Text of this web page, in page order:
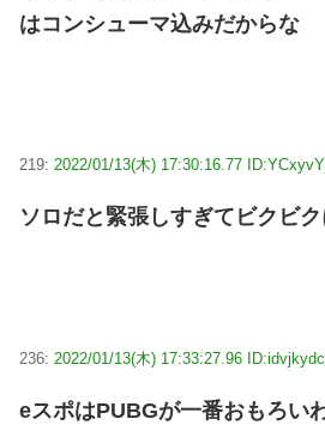
はコンシューマ込みだからな
219: 2022/01/13(木) 17:30:16.77
ソロだと緊張しすぎてビクビ
236: 2022/01/13(木) 17:33:27.96
eスポはPUBGが一番おもろい